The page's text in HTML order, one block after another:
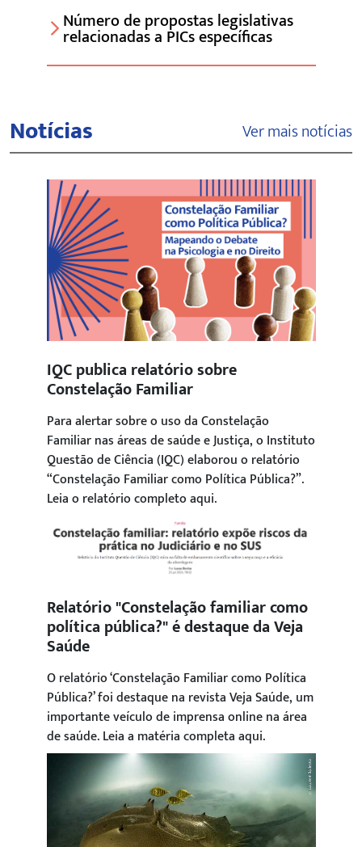
Número de propostas legislativas
relacionadas a PICs específicas
Notícias Ver mais notícias
IQC publica relatório sobre
Constelação Familiar
Para alertar sobre o uso da Constelação
Familiar nas áreas de saúde e Justiça, o Instituto
Questão de Ciência (IQC) elaborou o relatório
“Constelação Familiar como Política Pública?”.
Leia o relatório completo aqui.
Relatório "Constelação familiar como
política pública?" é destaque da Veja
Saúde
O relatório ‘Constelação Familiar como Política
Pública?’ foi destaque na revista Veja Saúde, um
importante veículo de imprensa online na área
de saúde. Leia a matéria completa aqui.